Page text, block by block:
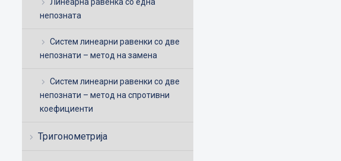
непозната
Систем линеарни равенки со две
непознати – метод на замена
Систем линеарни равенки со две
непознати – метод на спротивни
коефициенти
Тригонометрија